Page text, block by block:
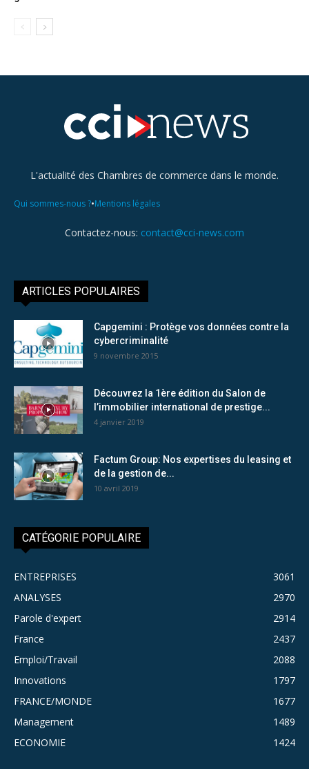
L'actualité des Chambres de commerce dans le monde.
Qui sommes-nous ?•Mentions légales
Contactez-nous: contact@cci-news.com
ARTICLES POPULAIRES
Capgemini : Protège vos données contre la
cybercriminalité
9 novembre 2015
Découvrez la 1ère édition du Salon de
l’immobilier international de prestige...
4 janvier 2019
Factum Group: Nos expertises du leasing et
de la gestion de...
10 avril 2019
CATÉGORIE POPULAIRE
ENTREPRISES
3061
ANALYSES
2970
Parole d'expert
2914
France
2437
Emploi/Travail
2088
Innovations
1797
FRANCE/MONDE
1677
Management
1489
ECONOMIE
1424